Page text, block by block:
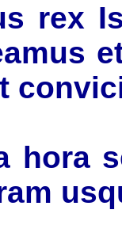
rex
hora